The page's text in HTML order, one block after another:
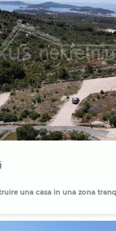
una casa in una zona